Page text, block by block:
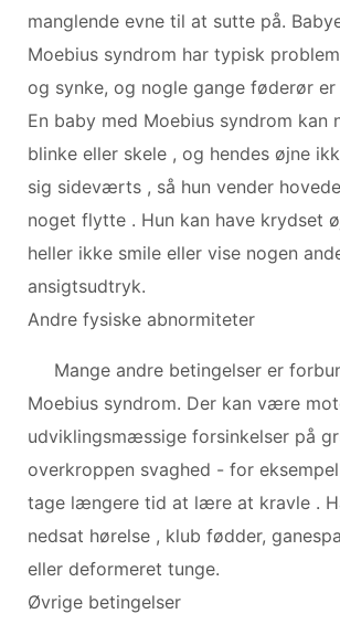
manglende evne til at sutte på.
Moebius syndrom har typisk
og synke, og nogle gange føderør er
En baby med Moebius syndrom kan
blinke eller skele , og hendes øjne
sig sideværts , så hun vender
noget flytte . Hun kan have krydset
heller ikke smile eller vise nogen
ansigtsudtryk.
Andre fysiske abnormiteter
Mange andre betingelser er
Moebius syndrom. Der kan være
udviklingsmæssige forsinkelser på
overkroppen svaghed - for
tage længere tid at lære at kravle .
nedsat hørelse , klub fødder,
eller deformeret tunge.
Øvrige betingelser